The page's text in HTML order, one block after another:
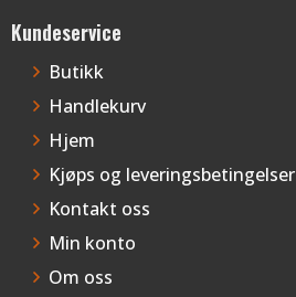
Kundeservice
Butikk
Handlekurv
Hjem
Kjøps og leveringsbetingelser
Kontakt oss
Min konto
Om oss